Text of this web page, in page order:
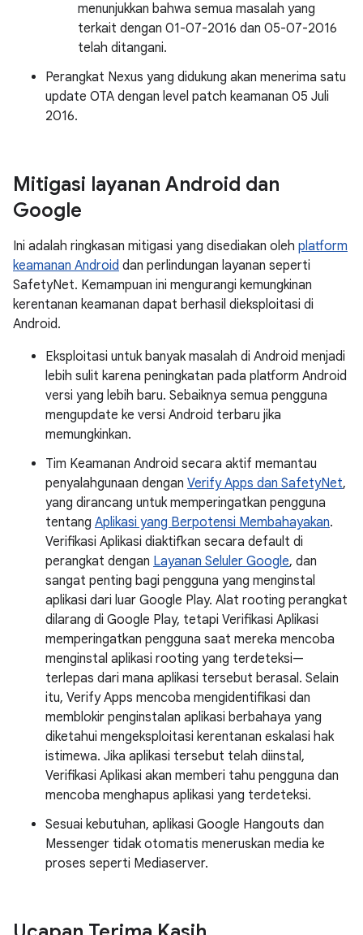
menunjukkan bahwa semua masalah yang
terkait dengan 01-07-2016 dan 05-07-2016
telah ditangani.
Perangkat Nexus yang didukung akan menerima satu
update OTA dengan level patch keamanan 05 Juli
2016.
Mitigasi layanan Android dan
Google
Ini adalah ringkasan mitigasi yang disediakan oleh platform
keamanan Android dan perlindungan layanan seperti
SafetyNet. Kemampuan ini mengurangi kemungkinan
kerentanan keamanan dapat berhasil dieksploitasi di
Android.
Eksploitasi untuk banyak masalah di Android menjadi
lebih sulit karena peningkatan pada platform Android
versi yang lebih baru. Sebaiknya semua pengguna
mengupdate ke versi Android terbaru jika
memungkinkan.
Tim Keamanan Android secara aktif memantau
penyalahgunaan dengan Verify Apps dan SafetyNet,
yang dirancang untuk memperingatkan pengguna
tentang Aplikasi yang Berpotensi Membahayakan.
Verifikasi Aplikasi diaktifkan secara default di
perangkat dengan Layanan Seluler Google, dan
sangat penting bagi pengguna yang menginstal
aplikasi dari luar Google Play. Alat rooting perangkat
dilarang di Google Play, tetapi Verifikasi Aplikasi
memperingatkan pengguna saat mereka mencoba
menginstal aplikasi rooting yang terdeteksi—
terlepas dari mana aplikasi tersebut berasal. Selain
itu, Verify Apps mencoba mengidentifikasi dan
memblokir penginstalan aplikasi berbahaya yang
diketahui mengeksploitasi kerentanan eskalasi hak
istimewa. Jika aplikasi tersebut telah diinstal,
Verifikasi Aplikasi akan memberi tahu pengguna dan
mencoba menghapus aplikasi yang terdeteksi.
Sesuai kebutuhan, aplikasi Google Hangouts dan
Messenger tidak otomatis meneruskan media ke
proses seperti Mediaserver.